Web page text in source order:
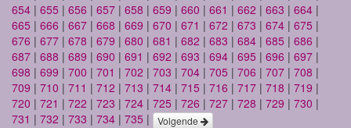
654 | 655 | 656 | 657 | 658 | 659 | 660 | 661 | 662 | 663 | 664 |
665 | 666 | 667 | 668 | 669 | 670 | 671 | 672 | 673 | 674 | 675 |
676 | 677 | 678 | 679 | 680 | 681 | 682 | 683 | 684 | 685 | 686 |
687 | 688 | 689 | 690 | 691 | 692 | 693 | 694 | 695 | 696 | 697 |
698 | 699 | 700 | 701 | 702 | 703 | 704 | 705 | 706 | 707 | 708 |
709 | 710 | 711 | 712 | 713 | 714 | 715 | 716 | 717 | 718 | 719 |
720 | 721 | 722 | 723 | 724 | 725 | 726 | 727 | 728 | 729 | 730 |
731 | 732 | 733 | 734 | 735 | Volgende